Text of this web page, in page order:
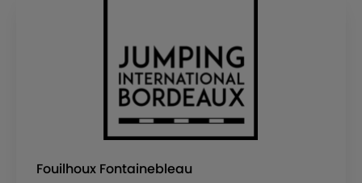
Fouilhoux Fontainebleau